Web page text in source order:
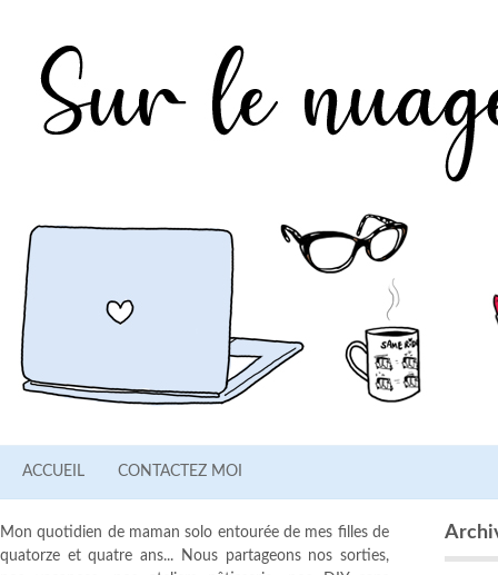
ACCUEIL CONTACTEZ MOI
Mon quotidien de maman solo entourée de mes filles de
quatorze et quatre ans... Nous partageons nos sorties,